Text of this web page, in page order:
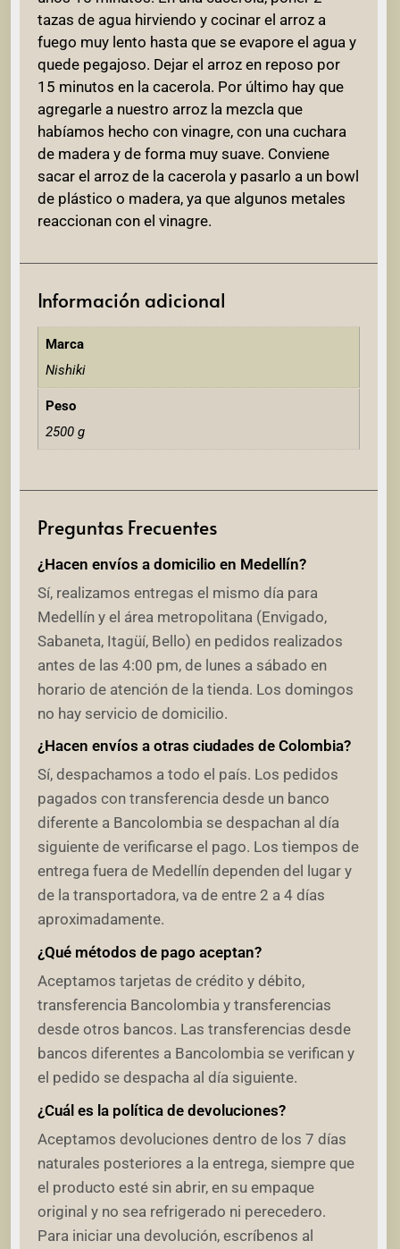
tazas de agua hirviendo y cocinar el arroz a
fuego muy lento hasta que se evapore el agua y
quede pegajoso. Dejar el arroz en reposo por
15 minutos en la cacerola. Por último hay que
agregarle a nuestro arroz la mezcla que
habíamos hecho con vinagre, con una cuchara
de madera y de forma muy suave. Conviene
sacar el arroz de la cacerola y pasarlo a un bowl
de plástico o madera, ya que algunos metales
reaccionan con el vinagre.
Información adicional
Marca
Nishiki
Peso
2500 g
Preguntas Frecuentes
¿Hacen envíos a domicilio en Medellín?
Sí, realizamos entregas el mismo día para
Medellín y el área metropolitana (Envigado,
Sabaneta, Itagüí, Bello) en pedidos realizados
antes de las 4:00 pm, de lunes a sábado en
horario de atención de la tienda. Los domingos
no hay servicio de domicilio.
¿Hacen envíos a otras ciudades de Colombia?
Sí, despachamos a todo el país. Los pedidos
pagados con transferencia desde un banco
diferente a Bancolombia se despachan al día
siguiente de verificarse el pago. Los tiempos de
entrega fuera de Medellín dependen del lugar y
de la transportadora, va de entre 2 a 4 días
aproximadamente.
¿Qué métodos de pago aceptan?
Aceptamos tarjetas de crédito y débito,
transferencia Bancolombia y transferencias
desde otros bancos. Las transferencias desde
bancos diferentes a Bancolombia se verifican y
el pedido se despacha al día siguiente.
¿Cuál es la política de devoluciones?
Aceptamos devoluciones dentro de los 7 días
naturales posteriores a la entrega, siempre que
el producto esté sin abrir, en su empaque
original y no sea refrigerado ni perecedero.
Para iniciar una devolución, escríbenos al